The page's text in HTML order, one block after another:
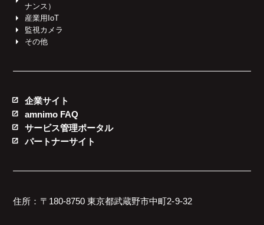
ナンス）
産業用IoT
監視カメラ
その他
企業サイト
amnimo FAQ
サービス管理ポータル
パートナーサイト
住所：〒180-8750 東京都武蔵野市中町2-9-32